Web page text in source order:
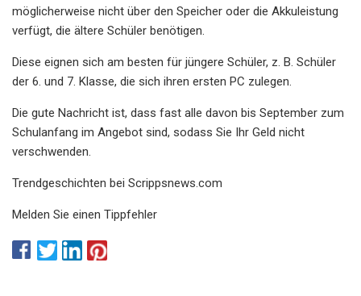
möglicherweise nicht über den Speicher oder die Akkuleistung
verfügt, die ältere Schüler benötigen.
Diese eignen sich am besten für jüngere Schüler, z. B. Schüler
der 6. und 7. Klasse, die sich ihren ersten PC zulegen.
Die gute Nachricht ist, dass fast alle davon bis September zum
Schulanfang im Angebot sind, sodass Sie Ihr Geld nicht
verschwenden.
Trendgeschichten bei Scrippsnews.com
Melden Sie einen Tippfehler